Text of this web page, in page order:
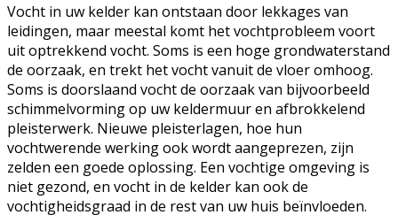
Vocht in uw kelder kan ontstaan door lekkages van
leidingen, maar meestal komt het vochtprobleem voort
uit optrekkend vocht. Soms is een hoge grondwaterstand
de oorzaak, en trekt het vocht vanuit de vloer omhoog.
Soms is doorslaand vocht de oorzaak van bijvoorbeeld
schimmelvorming op uw keldermuur en afbrokkelend
pleisterwerk. Nieuwe pleisterlagen, hoe hun
vochtwerende werking ook wordt aangeprezen, zijn
zelden een goede oplossing. Een vochtige omgeving is
niet gezond, en vocht in de kelder kan ook de
vochtigheidsgraad in de rest van uw huis beïnvloeden.